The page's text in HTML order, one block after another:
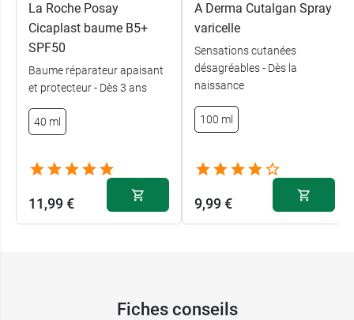
La Roche Posay
Cicaplast baume B5+
SPF50
Baume réparateur apaisant
et protecteur - Dès 3 ans
40 ml
11,99 €
A Derma Cutalgan Spray
varicelle
Sensations cutanées
désagréables - Dès la
naissance
100 ml
9,99 €
Fiches conseils